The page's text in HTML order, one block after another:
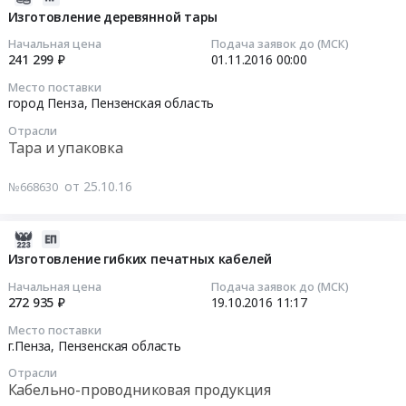
Изготовление деревянной тары
Начальная цена
241 299 ₽
Подача заявок до (МСК)
01.11.2016 00:00
Место поставки
город Пенза, Пензенская область
Отрасли
Тара и упаковка
№668630 от 25.10.16
Изготовление гибких печатных кабелей
Начальная цена
272 935 ₽
Подача заявок до (МСК)
19.10.2016 11:17
Место поставки
г.Пенза, Пензенская область
Отрасли
Кабельно-проводниковая продукция